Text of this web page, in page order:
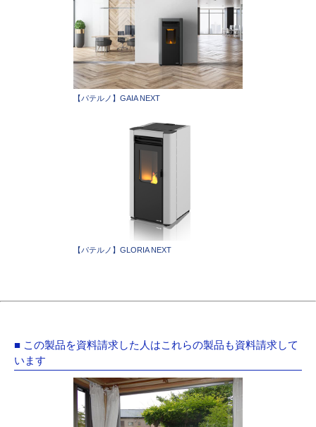
【パテルノ】GAIA NEXT
【パテルノ】GLORIA NEXT
■ この製品を資料請求した人はこれらの製品も資料請求して
います